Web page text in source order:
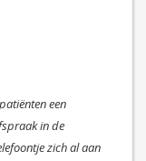
een
in de
zich al aan